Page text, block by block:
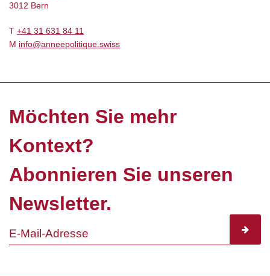
3012 Bern
T +41 31 631 84 11
M info@anneepolitique.swiss
Möchten Sie mehr
Kontext?
Abonnieren Sie unseren
Newsletter.